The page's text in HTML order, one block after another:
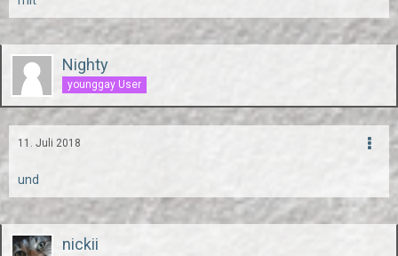
Nighty
younggay User
11. Juli 2018
und
nickii